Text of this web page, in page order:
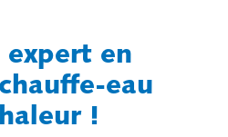
expert en
eau
!